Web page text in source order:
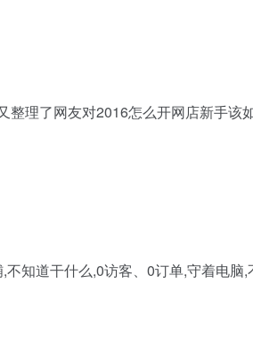
整理了网友对2016怎么开网店新手该
知道干什么,0访客、0订单,守着电脑,